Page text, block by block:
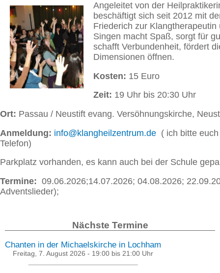
Angeleitet von der
beschäftigt sich seit 2012 mit
Friederich zur
Singen macht Spaß, sorgt für
schafft Verbundenheit, fördert
Dimensionen öffnen.
Kosten: 15 Euro
Zeit: 19 Uhr bis 20:30 Uhr
Ort: Passau / Neustift evang. Versöhnungskirche,
Anmeldung: info@klangheilzentrum.de ( ich bitte
Telefon)
Parkplatz vorhanden, es kann auch bei der Schule
Termine: 09.06.2026;14.07.2026; 04.08.2026;
Adventslieder);
Nächste Termine
Chanten in der Michaelskirche in Lochham
Freitag, 7. August 2026 - 19:00 bis 21:00 Uhr